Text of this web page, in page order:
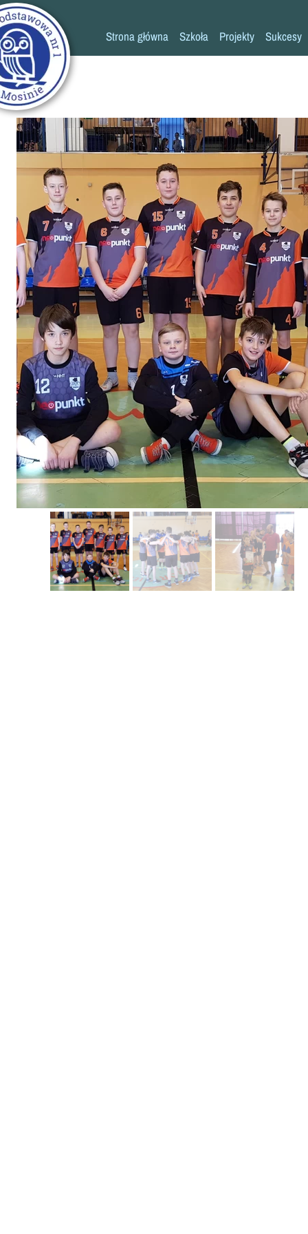
Strona główna Szkoła
Historia szkoły
Pedagog
Pielęgniarka
Rada rodziców
Biblioteka
Stołówka
Świetlica
Kronika
Projekty
Erasmus+ Przez
Erasmus+ Mózgi w
Sukcesy